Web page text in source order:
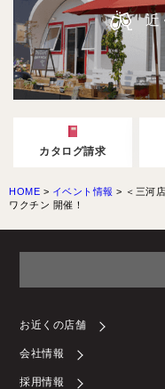
近
カタログ請求
HOME > イベント情報 > ＜三河
ワクチン 開催！
お近くの店舗
会社情報
採用情報